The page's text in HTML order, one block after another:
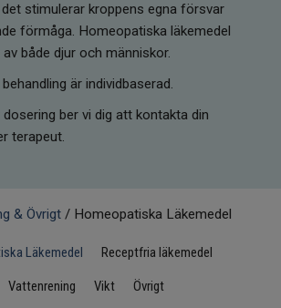
stimulerar kroppens egna försvar
förmåga. Homeopatiska läkemedel
av både djur och människor.
är individbaserad.
ber vi dig att kontakta din
terapeut.
& Övrigt / Homeopatiska Läkemedel
Läkemedel Receptfria läkemedel
Vattenrening Vikt Övrigt